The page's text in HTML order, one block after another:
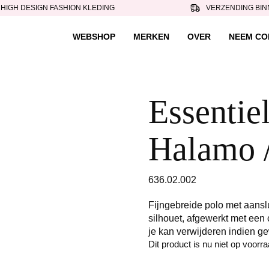
HIGH DESIGN FASHION KLEDING VERZENDING
WEBSHOP MERKEN OVER NEEM
Halamo
636.02.002
Fijngebreide polo met
silhouet, afgewerkt met
je kan verwijderen indien
Dit product is nu niet op